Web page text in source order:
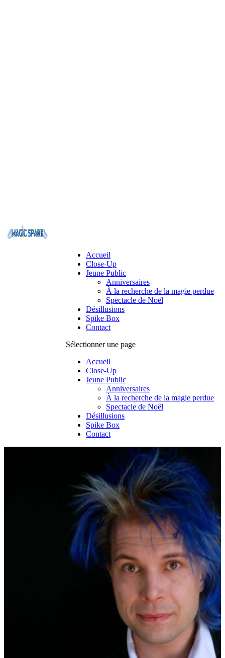
Accueil
Close-Up
Jeune Public
Anniversaires
À la recherche de la magie perdue
Spectacle de Noël
Désillusions
Spike Box
Contact
Sélectionner une page
Accueil
Close-Up
Jeune Public
Anniversaires
À la recherche de la magie perdue
Spectacle de Noël
Désillusions
Spike Box
Contact